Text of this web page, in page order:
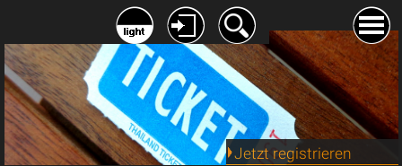
Jetzt registrieren